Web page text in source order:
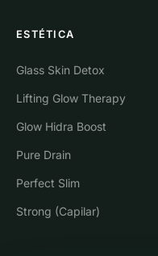
ESTÉTICA
Glass Skin Detox
Lifting Glow Therapy
Glow Hidra Boost
Pure Drain
Perfect Slim
Strong (Capilar)